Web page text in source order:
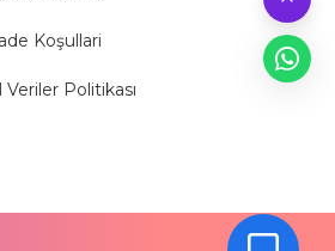
Koşullari
Veriler Politikası